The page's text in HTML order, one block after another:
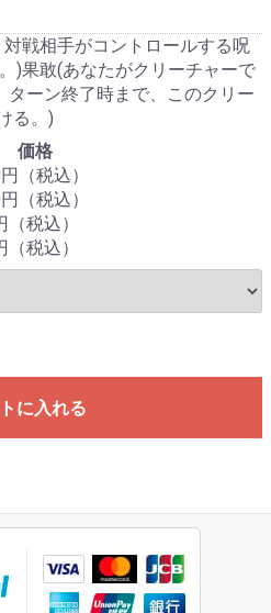
戦相手がコントロールする呪
)果敢(あなたがクリーチャーで
ターン終了時まで、このクリー
る。)
価格
（税込）
（税込）
（税込）
（税込）
に入れる